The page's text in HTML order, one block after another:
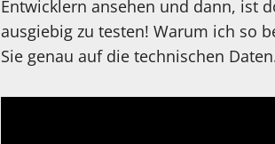
Entwicklern ansehen und dann, ist
ausgiebig zu testen! Warum ich so
Sie genau auf die technischen